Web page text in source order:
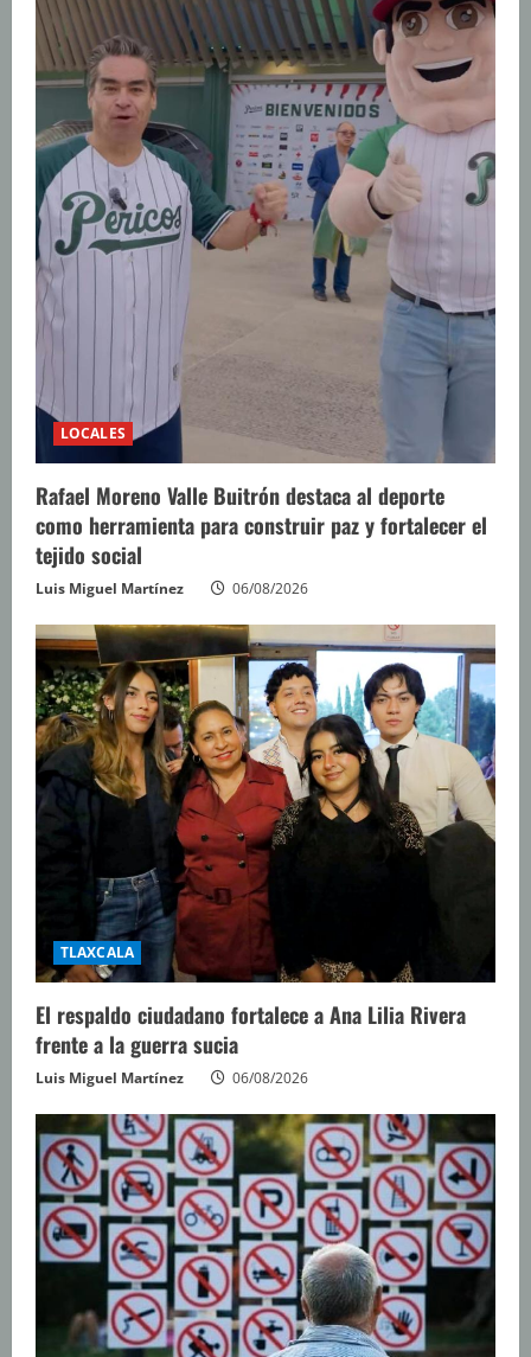
LOCALES
Rafael Moreno Valle Buitrón destaca al deporte
como herramienta para construir paz y fortalecer el
tejido social
Luis Miguel Martínez 06/08/2026
TLAXCALA
El respaldo ciudadano fortalece a Ana Lilia Rivera
frente a la guerra sucia
Luis Miguel Martínez 06/08/2026